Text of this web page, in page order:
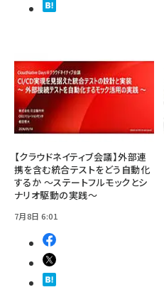
【クラウドネイティブ会議】外部連
携を含む統合テストをどう自動化
するか ～ステートフルモックとシ
ナリオ駆動の実践～
7月8日 6:01